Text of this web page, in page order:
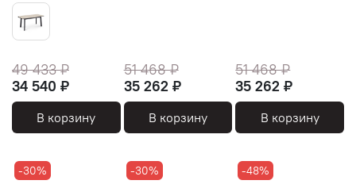
49 433 ₽
34 540 ₽
В корзину
51 468 ₽
35 262 ₽
В корзину
51 468 ₽
35 262 ₽
В корзину
-30% -30% -48%